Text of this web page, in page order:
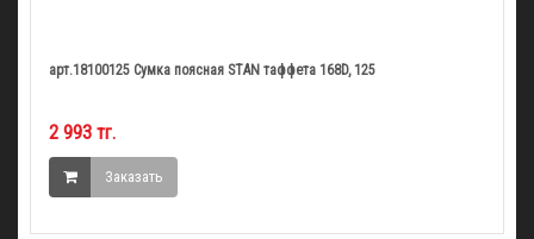
арт.18100125 Сумка поясная STAN таффета 168D, 125
2 993 тг.
Заказать